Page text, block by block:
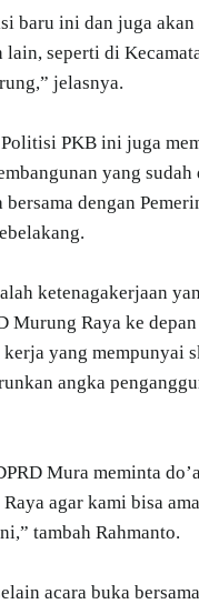
baru ini dan juga
lain, seperti di
jelasnya.
PKB ini juga
yang
dengan
ketenagakerjaan
Murung Raya ke
kerja yang mempunyai
angka
Mura meminta
agar kami bisa
tambah Rahmanto.
acara buka